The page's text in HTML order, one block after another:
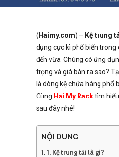
( Haimy.com) – Kệ trung
dụng cực kì phổ biến trong
đến vừa. Chúng có ứng
trọng và giá bán ra sao?
là dòng kệ chứa hàng phổ
Cùng Hai My Racktìm
sau đây nhé!
NỘI DUNG
1. Kệ trung tải là gì?